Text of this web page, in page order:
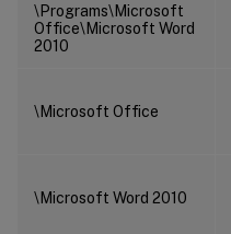
\Programs\Microsoft
Office\Microsoft Word
2010
\Microsoft Office
\Microsoft Word 2010